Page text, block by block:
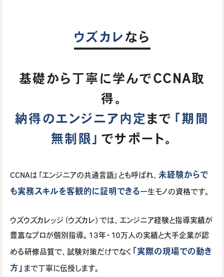
ウズカレなら
基礎から丁寧に学んでCCNA取
得。
納得のエンジニア内定 まで 「期間
無制限」 でサポート。
CCNAは「エンジニアの共通言語」とも呼ばれ、 未経験からで
も実務スキルを客観的に証明できる一生モノの資格です。
ウズウズカレッジ（ウズカレ）では、エンジニア経験と指導実績が
豊富なプロが個別指導。13年・10万人の実績と大手企業が認
める研修品質で、試験対策だけでなく 「実際の現場での動き
方」 まで丁寧に伝授します。